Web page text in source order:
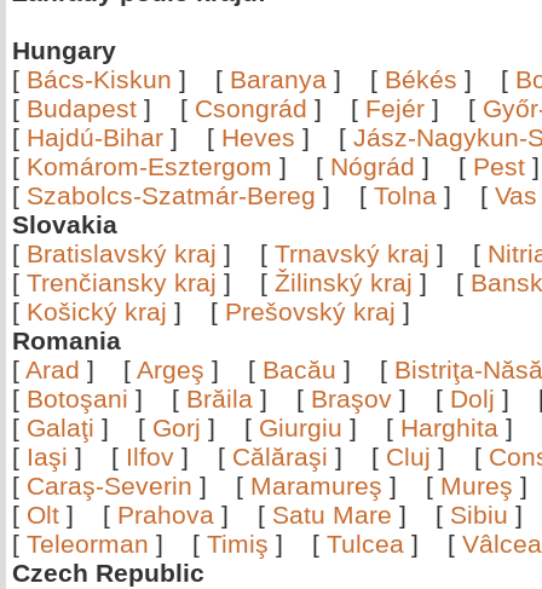
Hungary
[ Bács-Kiskun ] [ Baranya ] [ Békés ] [
[ Budapest ] [ Csongrád ] [ Fejér ] [
[ Hajdú-Bihar ] [ Heves ] [ Jász-Nagykun-
[ Komárom-Esztergom ] [ Nógrád ] [ Pest
[ Szabolcs-Szatmár-Bereg ] [ Tolna ] [ Vas
Slovakia
[ Bratislavský kraj ] [ Trnavský kraj ] [
[ Trenčiansky kraj ] [ Žilinský kraj ] [
[ Košický kraj ] [ Prešovský kraj ]
Romania
[ Arad ] [ Argeş ] [ Bacău ] [ Bistriţa-
[ Botoşani ] [ Brăila ] [ Braşov ] [ Dolj ]
[ Galaţi ] [ Gorj ] [ Giurgiu ] [ Harghita ]
[ Iaşi ] [ Ilfov ] [ Călăraşi ] [ Cluj ] [
[ Caraş-Severin ] [ Maramureş ] [ Mureş
[ Olt ] [ Prahova ] [ Satu Mare ] [ Sibiu
[ Teleorman ] [ Timiş ] [ Tulcea ] [
Czech Republic